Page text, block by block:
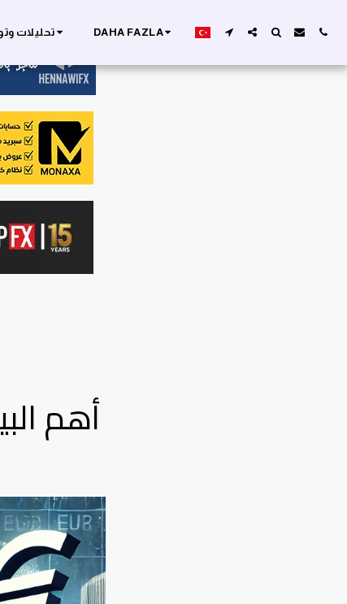
تحليلات DAHA FAZLA
أهم